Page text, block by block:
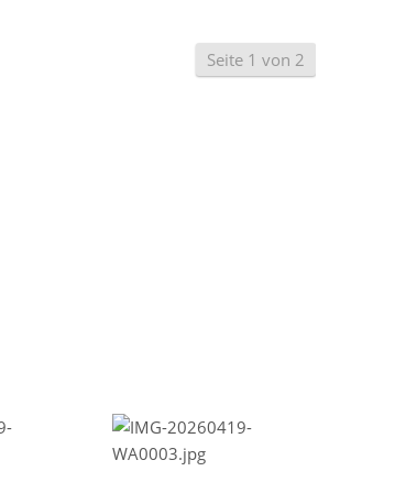
Seite 1 von 2